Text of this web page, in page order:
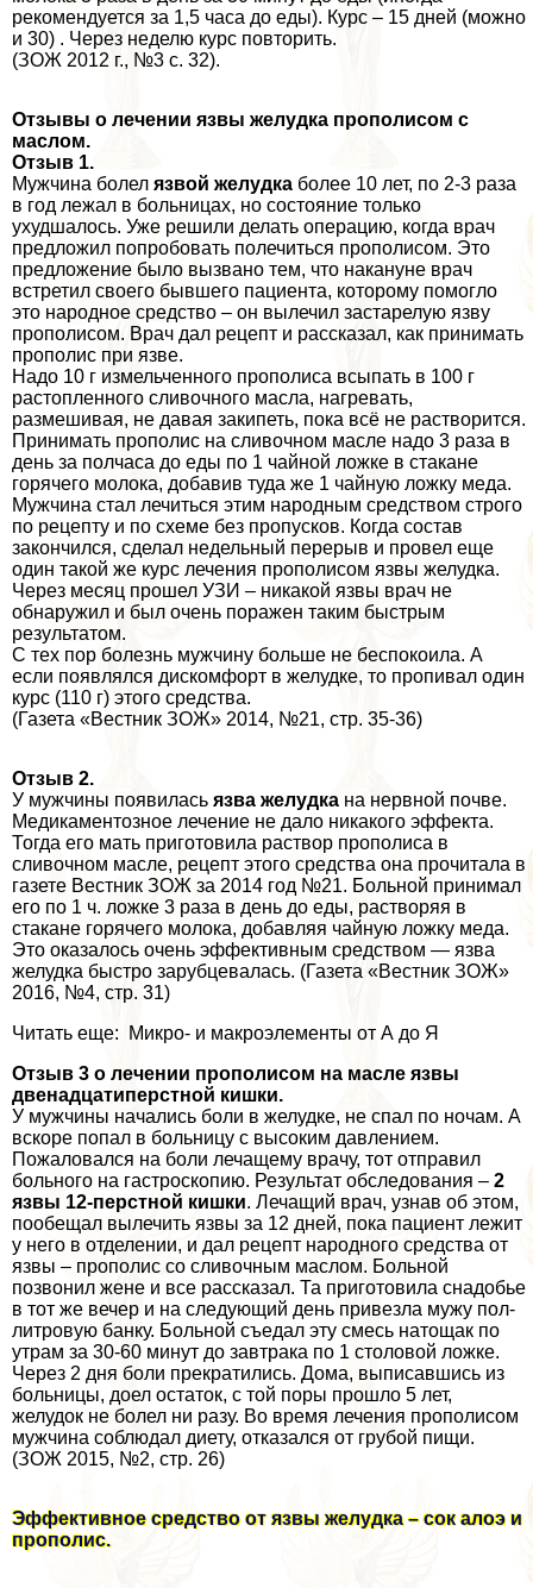
рекомендуется за 1,5 часа до еды). Курс – 15 дней (можно
и 30) . Через неделю курс повторить.
(ЗОЖ 2012 г., №3 с. 32).
Отзывы о лечении язвы желудка прополисом с
маслом.
Отзыв 1.
Мужчина болел язвой желудка более 10 лет, по 2-3 раза
в год лежал в больницах, но состояние только
ухудшалось. Уже решили делать операцию, когда врач
предложил попробовать полечиться прополисом. Это
предложение было вызвано тем, что накануне врач
встретил своего бывшего пациента, которому помогло
это народное средство – он вылечил застарелую язву
прополисом. Врач дал рецепт и рассказал, как принимать
прополис при язве.
Надо 10 г измельченного прополиса всыпать в 100 г
растопленного сливочного масла, нагревать,
размешивая, не давая закипеть, пока всё не растворится.
Принимать прополис на сливочном масле надо 3 раза в
день за полчаса до еды по 1 чайной ложке в стакане
горячего молока, добавив туда же 1 чайную ложку меда.
Мужчина стал лечиться этим народным средством строго
по рецепту и по схеме без пропусков. Когда состав
закончился, сделал недельный перерыв и провел еще
один такой же курс лечения прополисом язвы желудка.
Через месяц прошел УЗИ – никакой язвы врач не
обнаружил и был очень поражен таким быстрым
результатом.
С тех пор болезнь мужчину больше не беспокоила. А
если появлялся дискомфорт в желудке, то пропивал один
курс (110 г) этого средства.
(Газета «Вестник ЗОЖ» 2014, №21, стр. 35-36)
Отзыв 2.
У мужчины появилась язва желудка на нервной почве.
Медикаментозное лечение не дало никакого эффекта.
Тогда его мать приготовила раствор прополиса в
сливочном масле, рецепт этого средства она прочитала в
газете Вестник ЗОЖ за 2014 год №21. Больной принимал
его по 1 ч. ложке 3 раза в день до еды, растворяя в
стакане горячего молока, добавляя чайную ложку меда.
Это оказалось очень эффективным средством — язва
желудка быстро зарубцевалась. (Газета «Вестник ЗОЖ»
2016, №4, стр. 31)
Читать еще: Микро- и макроэлементы от А до Я
Отзыв 3 о лечении прополисом на масле язвы
двенадцатиперстной кишки.
У мужчины начались боли в желудке, не спал по ночам. А
вскоре попал в больницу с высоким давлением.
Пожаловался на боли лечащему врачу, тот отправил
больного на гастроскопию. Результат обследования – 2
язвы 12-перстной кишки. Лечащий врач, узнав об этом,
пообещал вылечить язвы за 12 дней, пока пациент лежит
у него в отделении, и дал рецепт народного средства от
язвы – прополис со сливочным маслом. Больной
позвонил жене и все рассказал. Та приготовила снадобье
в тот же вечер и на следующий день привезла мужу пол-
литровую банку. Больной съедал эту смесь натощак по
утрам за 30-60 минут до завтpaка по 1 столовой ложке.
Через 2 дня боли прекратились. Дома, выписавшись из
больницы, доел остаток, с той поры прошло 5 лет,
желудок не болел ни разу. Во время лечения прополисом
мужчина соблюдал диету, отказался от грубой пищи.
(ЗОЖ 2015, №2, стр. 26)
Эффективное средство от язвы желудка – сок алоэ и
прополис.